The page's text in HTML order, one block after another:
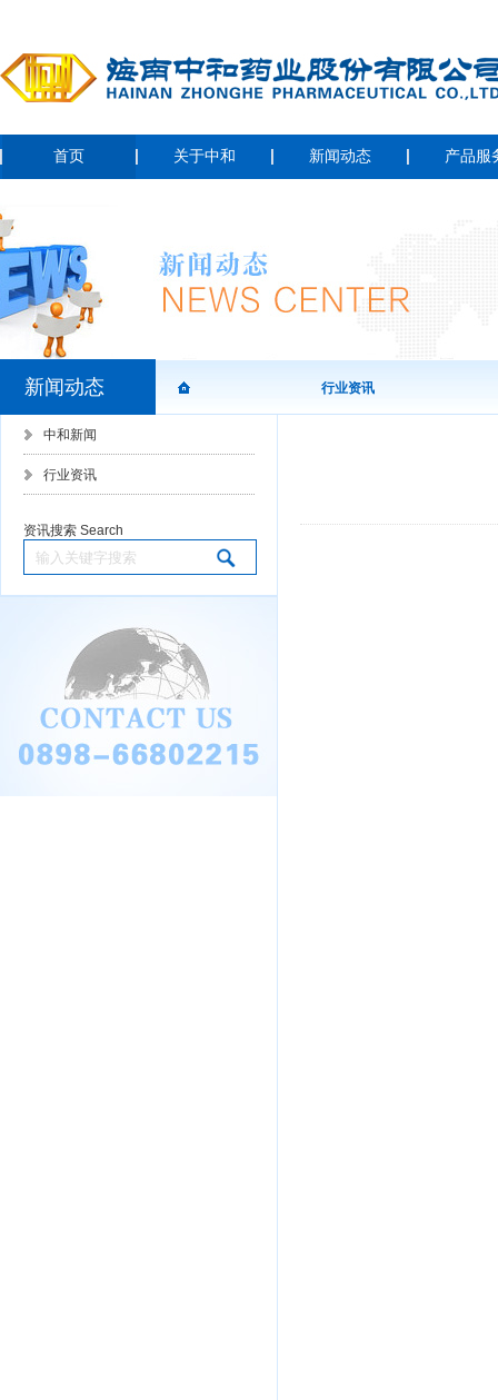
首页 关于中和 新闻动态 产品服
新闻动态
中和新闻
行业资讯
资讯搜索 Search
行业资讯